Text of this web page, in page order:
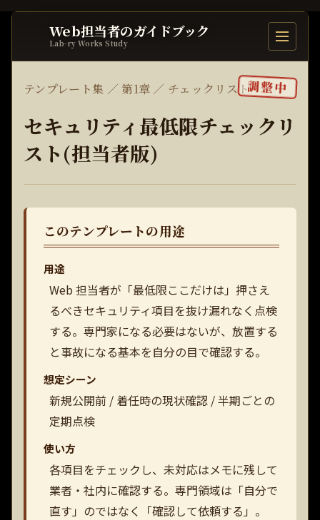
Web担当者のガイドブック
Lab-ry Works Study 目次を開
調整中
テンプレート集 ／ 第1章 ／ チェックリスト
セキュリティ最低限チェックリ
スト(担当者版)
このテンプレートの用途
用途
Web 担当者が「最低限ここだけは」押さえ
るべきセキュリティ項目を抜け漏れなく点検
する。専門家になる必要はないが、放置する
と事故になる基本を自分の目で確認する。
想定シーン
新規公開前 / 着任時の現状確認 / 半期ごとの
定期点検
使い方
各項目をチェックし、未対応はメモに残して
業者・社内に確認する。専門領域は「自分で
直す」のではなく「確認して依頼する」。